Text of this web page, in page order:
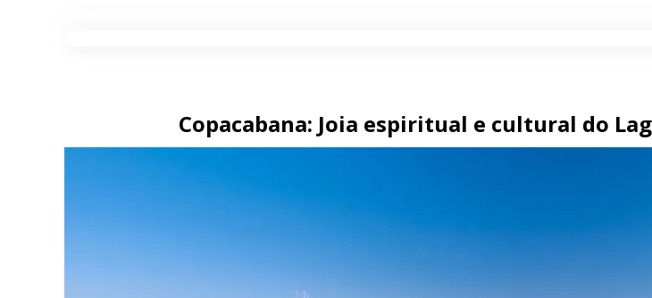
Copacabana: Joia espiritual e cultural do